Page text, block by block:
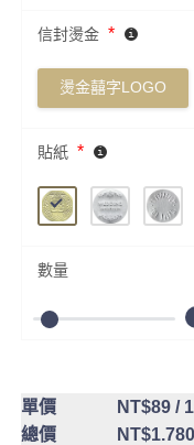
信封燙金 *
燙金囍字LOGO
貼紙 *
數量
單價 NT$89/
總價
NT$1.780